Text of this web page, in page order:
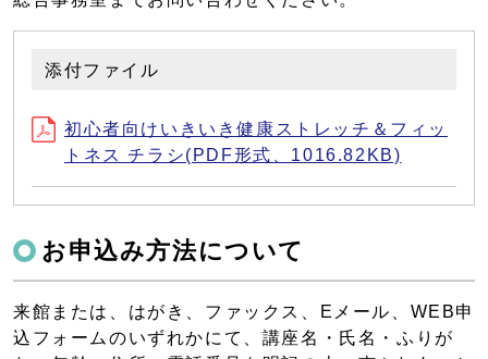
添付ファイル
初心者向けいきいき健康ストレッチ＆フィッ
トネス チラシ(PDF形式、1016.82KB)
お申込み方法について
来館または、はがき、ファックス、Eメール、WEB申
込フォームのいずれかにて、講座名・氏名・ふりが